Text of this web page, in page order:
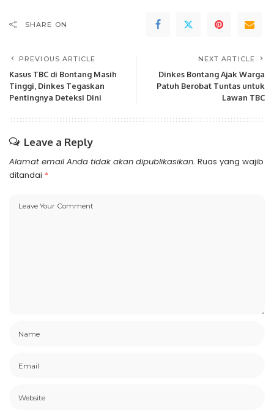
SHARE ON
PREVIOUS ARTICLE
Kasus TBC di Bontang Masih
Tinggi, Dinkes Tegaskan
Pentingnya Deteksi Dini
NEXT ARTICLE
Dinkes Bontang Ajak Warga
Patuh Berobat Tuntas untuk
Lawan TBC
Leave a Reply
Alamat email Anda tidak akan dipublikasikan. Ruas yang wajib
ditandai *